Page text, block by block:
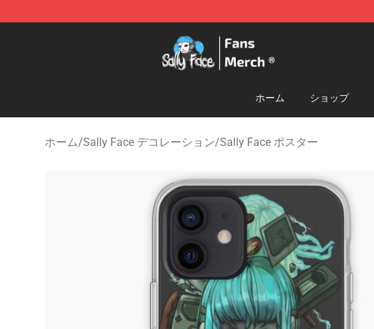
Sally Face Store - Official Sally Face Merchandise Shop
ホーム ショップ
ホーム/Sally Face デコレーション/Sally Face ポスター